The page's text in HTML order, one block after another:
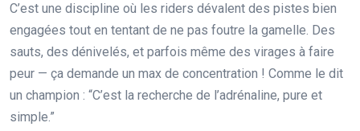
C’est une discipline où les riders dévalent des pistes bien
engagées tout en tentant de ne pas foutre la gamelle. Des
sauts, des dénivelés, et parfois même des virages à faire
peur — ça demande un max de concentration ! Comme le dit
un champion : “C’est la recherche de l’adrénaline, pure et
simple.”